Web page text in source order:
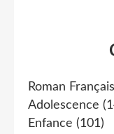
Roman Français
Adolescence
Enfance (101)